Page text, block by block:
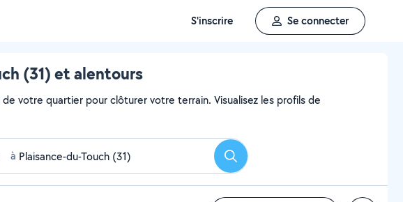
S'inscrire Se connecter
(31) et alentours
votre quartier pour clôturer votre terrain. Visualisez les profils de
à Rechercher